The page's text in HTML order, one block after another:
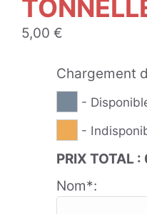
5,00 €
Chargement
-
-
PRIX TOTAL :
Nom*: